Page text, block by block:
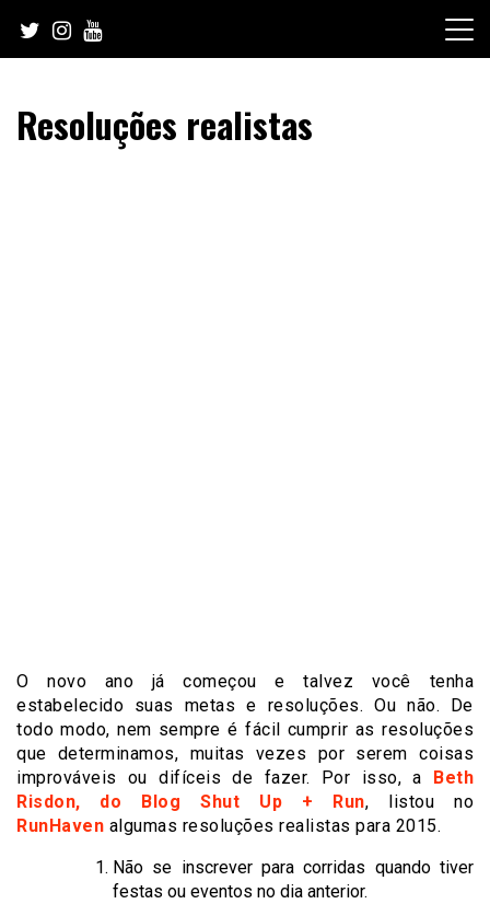
content
Resoluções realistas
O novo ano já começou e talvez você tenha
estabelecido suas metas e resoluções. Ou não. De
todo modo, nem sempre é fácil cumprir as resoluções
que determinamos, muitas vezes por serem coisas
improváveis ou difíceis de fazer. Por isso, a Beth
Risdon, do Blog Shut Up + Run, listou no
RunHaven algumas resoluções realistas para 2015.
Não se inscrever para corridas quando tiver
festas ou eventos no dia anterior.